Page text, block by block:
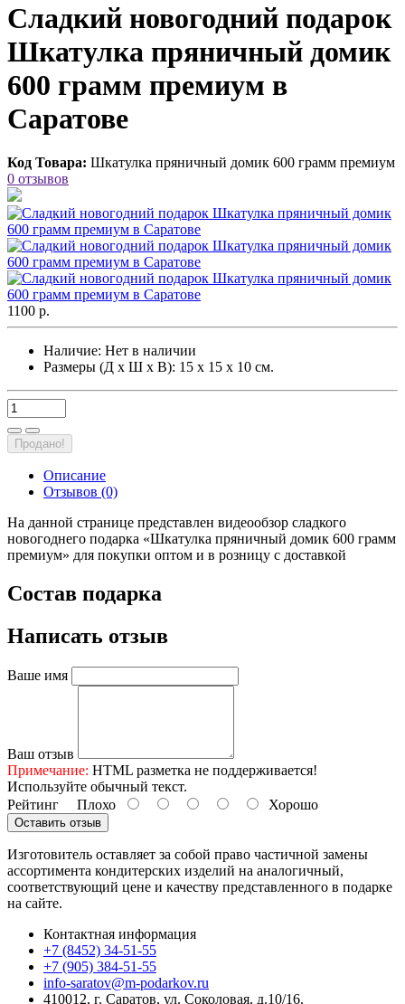
Сладкий новогодний подарок
Шкатулка пряничный домик
600 грамм премиум в
Саратове
Код Товара: Шкатулка пряничный домик 600 грамм премиум
0 отзывов
1100 р.
Наличие: Нет в наличии
Размеры (Д х Ш х В): 15 х 15 х 10 см.
Продано!
Описание
Отзывов (0)
На данной странице представлен видеообзор сладкого
новогоднего подарка «Шкатулка пряничный домик 600 грамм
премиум» для покупки оптом и в розницу с доставкой
Состав подарка
Написать отзыв
Ваше имя
Ваш отзыв
Примечание: HTML разметка не поддерживается!
Используйте обычный текст.
Рейтинг Плохо Хорошо
Оставить отзыв
Изготовитель оставляет за собой право частичной замены
ассортимента кондитерских изделий на аналогичный,
соответствующий цене и качеству представленного в подарке
на сайте.
Контактная информация
+7 (8452) 34-51-55
+7 (905) 384-51-55
info-saratov@m-podarkov.ru
410012, г. Саратов, ул. Соколовая, д.10/16.